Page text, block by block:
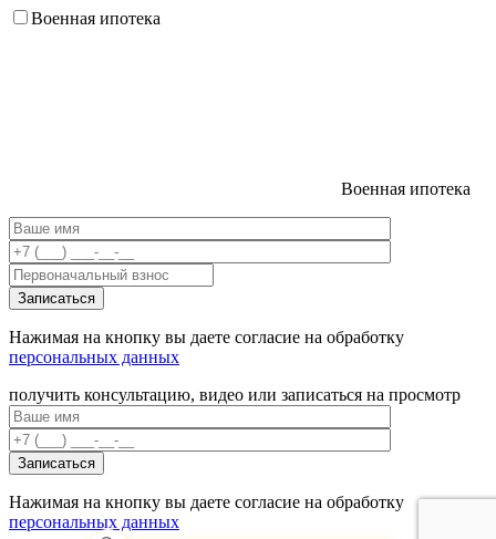
Военная ипотека
Военная ипотека
Нажимая на кнопку вы даете согласие на обработку
персональных данных
получить консультацию, видео или записаться на просмотр
Нажимая на кнопку вы даете согласие на обработку
персональных данных